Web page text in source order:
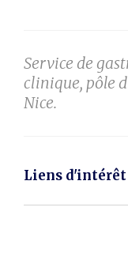
Service de
clinique, pôle
Nice.
Liens d'intérêt